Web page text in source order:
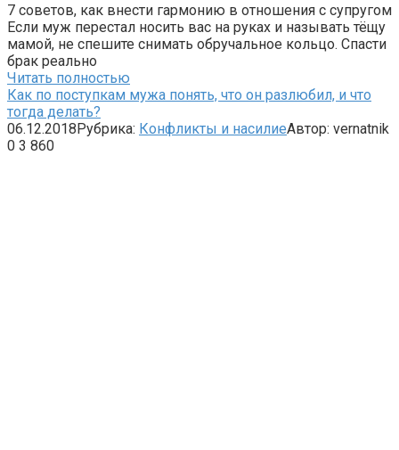
7 советов, как внести гармонию в отношения с супругом
Если муж перестал носить вас на руках и называть тёщу
мамой, не спешите снимать обручальное кольцо. Спасти
брак реально
Читать полностью
Как по поступкам мужа понять, что он разлюбил, и что
тогда делать?
06.12.2018Рубрика: Конфликты и насилиеАвтор: vernatnik
0 3 860